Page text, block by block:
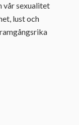
vår sexualitet
lust och